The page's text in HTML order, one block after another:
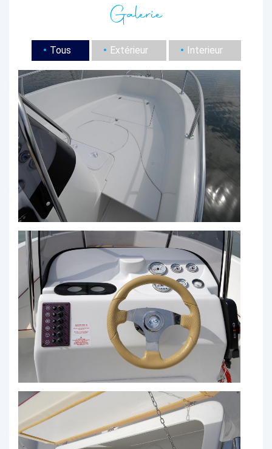
Galerie
Tous Extérieur Interieur